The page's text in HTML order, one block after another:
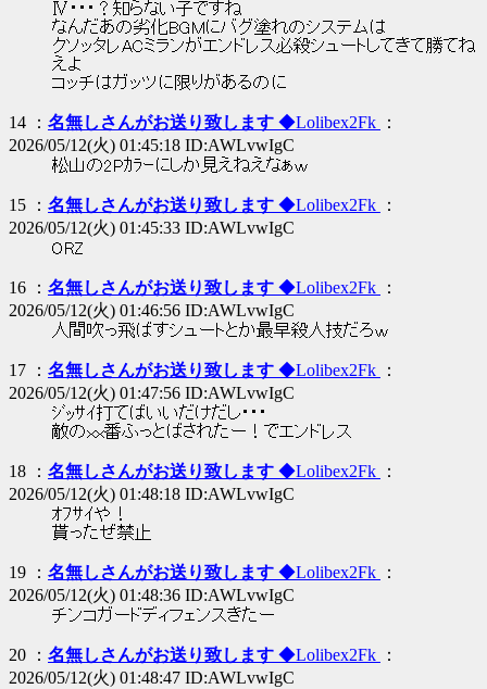
Ⅳ・・・？知らない子ですね
なんだあの劣化BGMにバグ塗れのシステムは
クソッタレACミランがエンドレス必殺シュートしてきて勝てね
えよ
コッチはガッツに限りがあるのに
14 ： 名無しさんがお送り致します ◆Lolibex2Fk
：
2026/05/12(火) 01:45:18 ID:AWLvwIgC
松山の2Pｶﾗｰにしか見えねえなぁｗ
15 ： 名無しさんがお送り致します ◆Lolibex2Fk
：
2026/05/12(火) 01:45:33 ID:AWLvwIgC
ORZ
16 ： 名無しさんがお送り致します ◆Lolibex2Fk
：
2026/05/12(火) 01:46:56 ID:AWLvwIgC
人間吹っ飛ばすシュートとか最早殺人技だろｗ
17 ： 名無しさんがお送り致します ◆Lolibex2Fk
：
2026/05/12(火) 01:47:56 ID:AWLvwIgC
ｼﾞｯｻｲ打てばいいだけだし・・・
敵のｘｘ番ふっとばされたー！でエンドレス
18 ： 名無しさんがお送り致します ◆Lolibex2Fk
：
2026/05/12(火) 01:48:18 ID:AWLvwIgC
ｵﾌｻｲや！
貰ったぜ禁止
19 ： 名無しさんがお送り致します ◆Lolibex2Fk
：
2026/05/12(火) 01:48:36 ID:AWLvwIgC
チンコガードディフェンスきたー
20 ： 名無しさんがお送り致します ◆Lolibex2Fk
：
2026/05/12(火) 01:48:47 ID:AWLvwIgC